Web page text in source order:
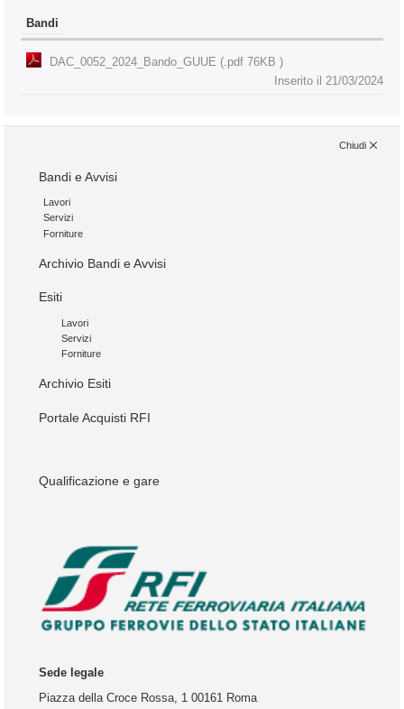
Bandi
DAC_0052_2024_Bando_GUUE (.pdf 76KB )
Inserito il 21/03/2024
Chiudi
Bandi e Avvisi
Lavori
Servizi
Forniture
Archivio Bandi e Avvisi
Esiti
Lavori
Servizi
Forniture
Archivio Esiti
Portale Acquisti RFI
Qualificazione e gare
Sede legale
Piazza della Croce Rossa, 1 00161 Roma